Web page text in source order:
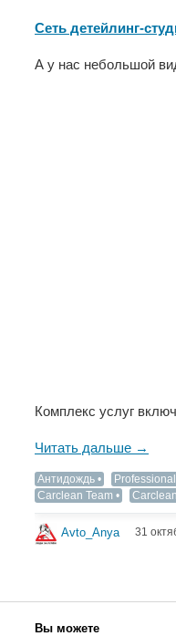
Сеть детейлинг-
А у нас небольшой
Комплекс услуг
Читать дальше →
Антидождь
Carclean Team
Avto_Anya 31
Вы можете